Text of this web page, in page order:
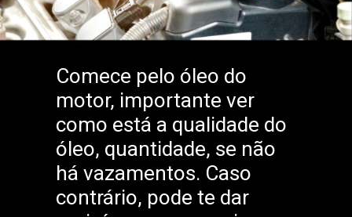
Comece pelo óleo do
motor, importante ver
como está a qualidade do
óleo, quantidade, se não
há vazamentos. Caso
contrário, pode te dar